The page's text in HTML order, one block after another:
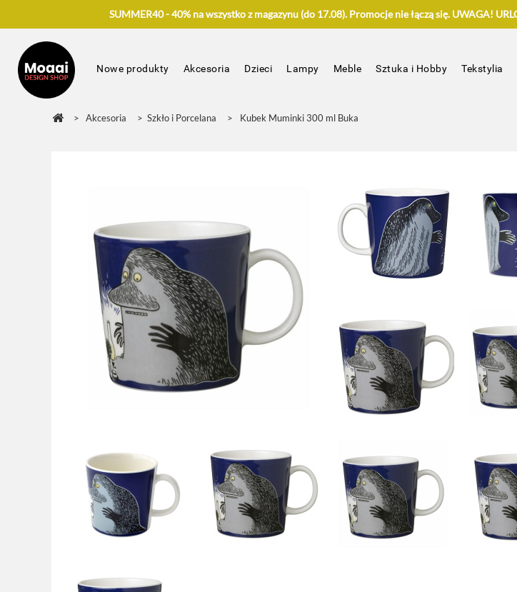
SUMMER40 - 40% na wszystko z magazynu (do 17.08). Promocje nie łączą się. UWAGA!
Nowe produkty Akcesoria Dzieci Lampy Meble Sztuka i Hobby Tekstylia
> Akcesoria > Szkło i Porcelana > Kubek Muminki 300 ml Buka